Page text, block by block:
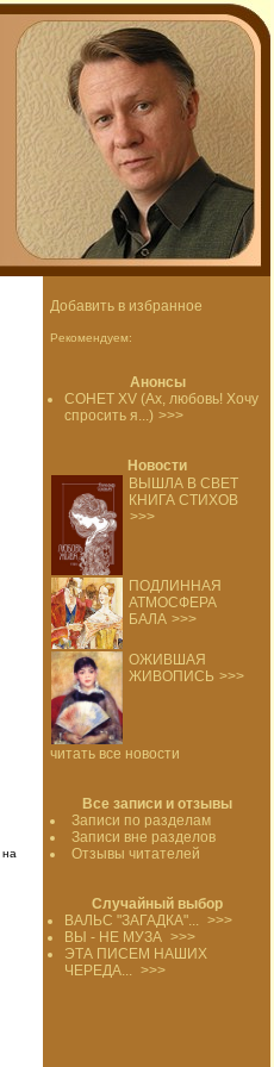
Добавить в избранное
Рекомендуем:
Анонсы
СОНЕТ XV (Ах, любовь! Хочу
спросить я...) >>>
Новости
ВЫШЛА В СВЕТ
КНИГА СТИХОВ
>>>
ПОДЛИННАЯ
АТМОСФЕРА
БАЛА >>>
ОЖИВШАЯ
ЖИВОПИСЬ >>>
читать все новости
Все записи и отзывы
Записи по разделам
Записи вне разделов
Отзывы читателей
Случайный выбор
ВАЛЬС "ЗАГАДКА"... >>>
ВЫ - НЕ МУЗА >>>
ЭТА ПИСЕМ НАШИХ
ЧЕРЕДА... >>>
на